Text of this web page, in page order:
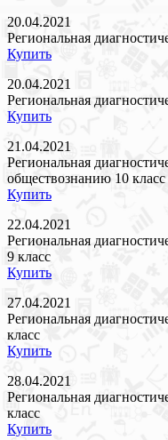
20.04.2021
Региональная
Купить
20.04.2021
Региональная
Купить
21.04.2021
Региональная
обществознанию 10 класс
Купить
22.04.2021
Региональная
9 класс
Купить
27.04.2021
Региональная
класс
Купить
28.04.2021
Региональная
класс
Купить